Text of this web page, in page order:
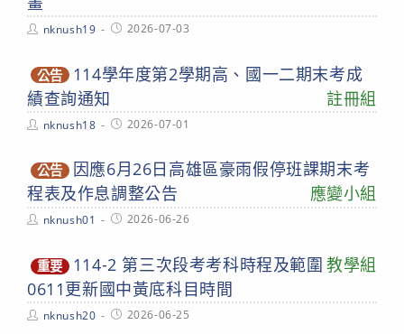
Postnknush19
Post2026-07-03
公告
114學年度第2學期高、國一二期末考成
績查詢通知
註冊組
Postnknush18
Post2026-07-01
公告
因應6月26日高雄區豪雨假停班課期末考
程表及作息調整公告
應變小組
Postnknush01
Post2026-06-26
重要 114-2 第三次段考考科時程及範圍 教學組
0611更新國中黃底科目時間
Postnknush20
Post2026-06-25